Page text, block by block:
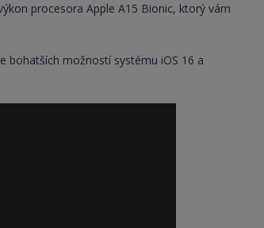
procesora Apple A15 Bionic, ktorý vám
bohatších možností systému iOS 16 a